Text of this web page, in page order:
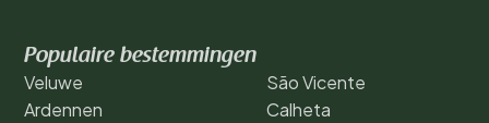
Populaire bestemmingen
Veluwe
Ardennen
São Vicente
Calheta